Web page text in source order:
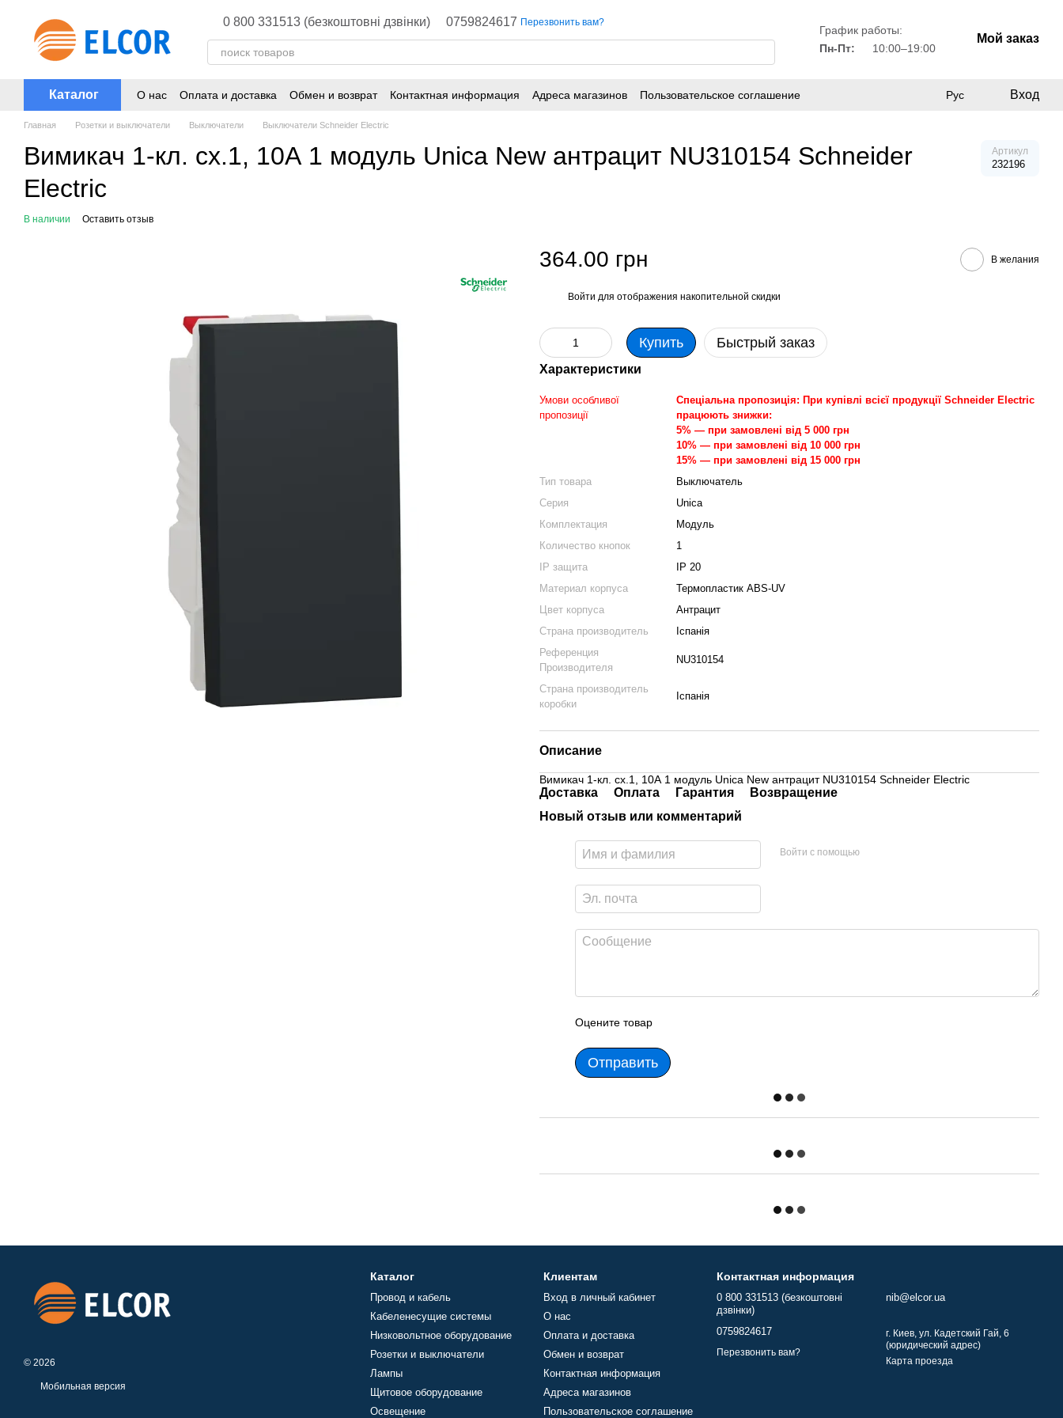
0 800 331513 (безкоштовні дзвінки) 0759824617 Перезвонить вам?
График работы:
Пн-Пт:
10:00–19:00
Мой заказ
Каталог О нас Оплата и доставка Обмен и возврат Контактная информация Адреса магазинов Пользовательское соглашение Рус Вход
Главная Розетки и выключатели Выключатели Выключатели Schneider Electric
Вимикач 1-кл. сх.1, 10А 1 модуль Unica New антрацит NU310154 Schneider
Electric
Артикул
232196
В наличии Оставить отзыв
364.00 грн В желания
Войти для отображения накопительной скидки
Купить Быстрый заказ
Характеристики
Умови особливої
пропозиції
Спеціальна пропозиція: При купівлі всієї продукції Schneider Electric
працюють знижки:
5% — при замовлені від 5 000 грн
10% — при замовлені від 10 000 грн
15% — при замовлені від 15 000 грн
Тип товара
Выключатель
Серия
Unica
Комплектация
Модуль
Количество кнопок
1
IP защита
IP 20
Материал корпуса
Термопластик ABS-UV
Цвет корпуса
Антрацит
Страна производитель
Іспанія
Референция
Производителя
NU310154
Страна производитель
коробки
Іспанія
Описание
Вимикач 1-кл. сх.1, 10А 1 модуль Unica New антрацит NU310154 Schneider Electric
Доставка Оплата Гарантия
Возвращение
Новый отзыв или комментарий
Войти с помощью
Оцените товар
Отправить
© 2026
Мобильная версия
Каталог
Провод и кабель
Кабеленесущие системы
Низковольтное оборудование
Розетки и выключатели
Лампы
Щитовое оборудование
Освещение
Клиентам
Вход в личный кабинет
О нас
Оплата и доставка
Обмен и возврат
Контактная информация
Адреса магазинов
Пользовательское соглашение
Контактная информация
0 800 331513 (безкоштовні
дзвінки)
0759824617
Перезвонить вам?
nib@elcor.ua
г. Киев, ул. Кадетский Гай, 6
(юридический адрес)
Карта проезда